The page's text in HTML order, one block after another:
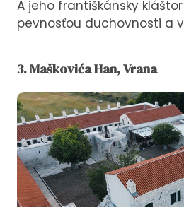
A jeho františkánsky
pevnosťou duchovnosti a
3. Maškovića Han, Vrana